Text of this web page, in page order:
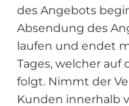
des Angebots
Absendung des
laufen und endet
Tages, welcher
folgt. Nimmt der
Kunden innerhalb